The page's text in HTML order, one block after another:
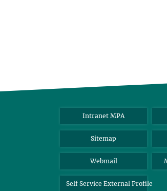
Intranet MPA
Sitemap
Webmail
Self Service External Profile